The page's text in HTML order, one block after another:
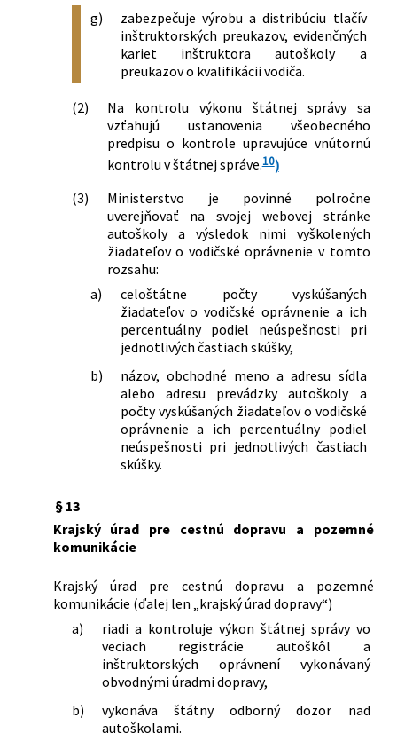
g)
zabezpečuje výrobu a distribúciu tlačív
inštruktorských preukazov, evidenčných
kariet inštruktora autoškoly a
preukazov o kvalifikácii vodiča.
(2)
Na kontrolu výkonu štátnej správy sa
vzťahujú ustanovenia všeobecného
predpisu o kontrole upravujúce vnútornú
kontrolu v štátnej správe.10)
(3)
Ministerstvo je povinné polročne
uverejňovať na svojej webovej stránke
autoškoly a výsledok nimi vyškolených
žiadateľov o vodičské oprávnenie v tomto
rozsahu:
a)
celoštátne počty vyskúšaných
žiadateľov o vodičské oprávnenie a ich
percentuálny podiel neúspešnosti pri
jednotlivých častiach skúšky,
b)
názov, obchodné meno a adresu sídla
alebo adresu prevádzky autoškoly a
počty vyskúšaných žiadateľov o vodičské
oprávnenie a ich percentuálny podiel
neúspešnosti pri jednotlivých častiach
skúšky.
§ 13
Krajský úrad pre cestnú dopravu a pozemné
komunikácie
Krajský úrad pre cestnú dopravu a pozemné
komunikácie (ďalej len „krajský úrad dopravy“)
a)
riadi a kontroluje výkon štátnej správy vo
veciach registrácie autoškôl a
inštruktorských oprávnení vykonávaný
obvodnými úradmi dopravy,
b)
vykonáva štátny odborný dozor nad
autoškolami.